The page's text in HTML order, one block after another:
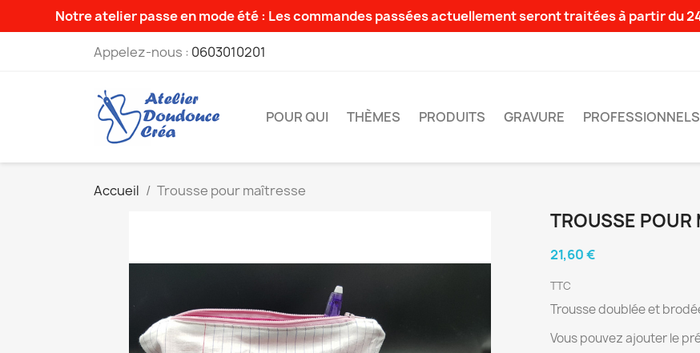
Notre atelier passe en mode été : Les commandes passées actuellement seront traitées à partir du
Appelez-nous : 0603010201
POUR QUI THÈMES PRODUITS GRAVURE PROFESSIONNELS
Accueil Trousse pour maîtresse
TROUSSE POUR
21,60 €
TTC
Trousse doublée et
Vous pouvez ajouter le